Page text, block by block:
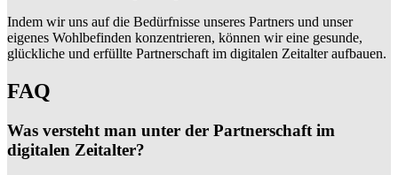
Indem wir uns auf die Bedürfnisse unseres Partners und unser
eigenes Wohlbefinden konzentrieren, können wir eine gesunde,
glückliche und erfüllte Partnerschaft im digitalen Zeitalter aufbauen.
FAQ
Was versteht man unter der Partnerschaft im
digitalen Zeitalter?